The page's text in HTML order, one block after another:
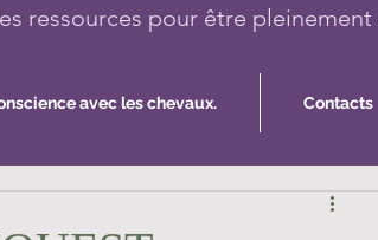
ressources pour être pleinement
avec les chevaux. Contacts